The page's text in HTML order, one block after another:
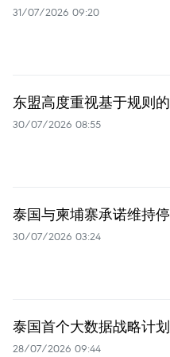
31/07/2026 09:20
东盟高度重视基于规则
30/07/2026 08:55
泰国与柬埔寨承诺维持
30/07/2026 03:24
泰国首个大数据战略计
28/07/2026 09:44